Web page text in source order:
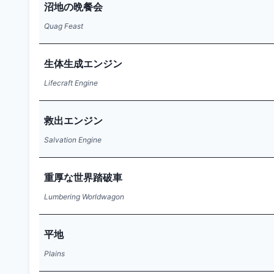
沼地の晩餐会
Quag Feast
生体生成エンジン
Lifecraft Engine
救出エンジン
Salvation Engine
重厚な世界踏破車
Lumbering Worldwagon
平地
Plains